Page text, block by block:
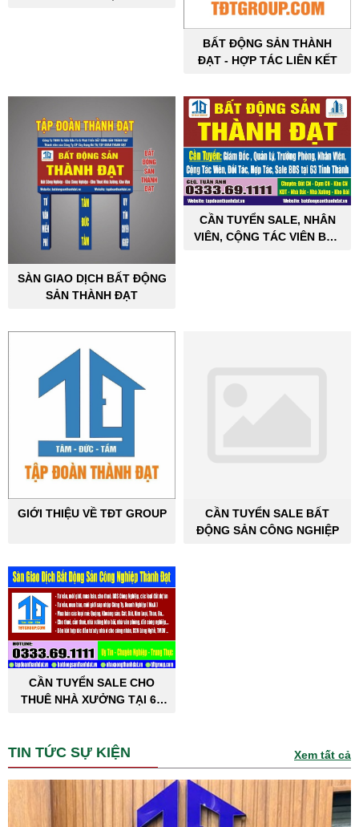
BẤT ĐỘNG SẢN THÀNH
ĐẠT - HỢP TÁC LIÊN KẾT
SÀN GIAO DỊCH BẤT ĐỘNG
SẢN THÀNH ĐẠT
CẦN TUYỂN SALE, NHÂN
VIÊN, CỘNG TÁC VIÊN BẤT
GIỚI THIỆU VỀ TĐT GROUP
CẦN TUYỂN SALE BẤT
ĐỘNG SẢN CÔNG NGHIỆP
CẦN TUYỂN SALE CHO
THUÊ NHÀ XƯỞNG TẠI 63
TIN TỨC SỰ KIỆN Xem tất cả